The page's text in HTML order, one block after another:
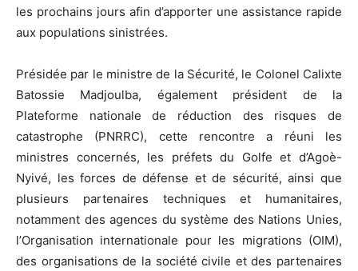
les prochains jours afin d’apporter une assistance rapide
aux populations sinistrées.
Présidée par le ministre de la Sécurité, le Colonel Calixte
Batossie Madjoulba, également président de la
Plateforme nationale de réduction des risques de
catastrophe (PNRRC), cette rencontre a réuni les
ministres concernés, les préfets du Golfe et d’Agoè-
Nyivé, les forces de défense et de sécurité, ainsi que
plusieurs partenaires techniques et humanitaires,
notamment des agences du système des Nations Unies,
l’Organisation internationale pour les migrations (OIM),
des organisations de la société civile et des partenaires